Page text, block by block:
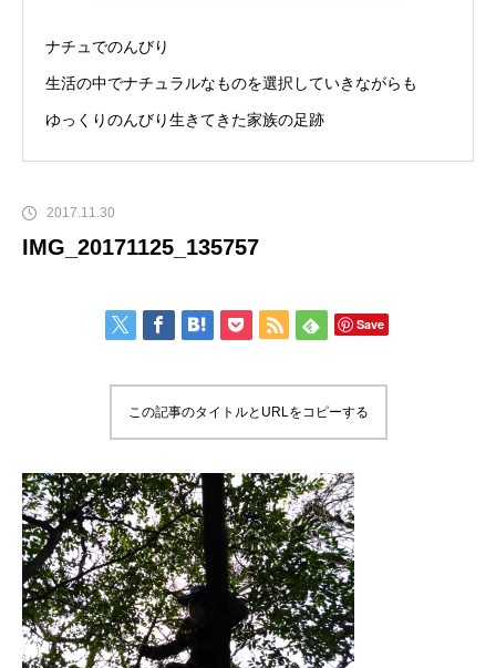
ナチュでのんびり
生活の中でナチュラルなものを選択していきながらも
ゆっくりのんびり生きてきた家族の足跡
2017.11.30
IMG_20171125_135757
Save
この記事のタイトルとURLをコピーする